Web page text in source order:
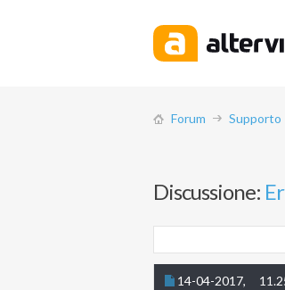
Forum Supporto
Discussione:
14-04-2017,